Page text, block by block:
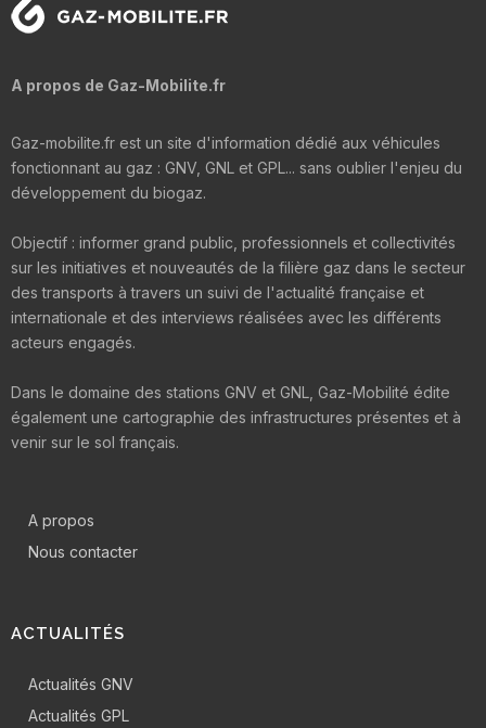
A propos de Gaz-Mobilite.fr
Gaz-mobilite.fr est un site d'information dédié aux véhicules
fonctionnant au gaz : GNV, GNL et GPL... sans oublier l'enjeu du
développement du biogaz.
Objectif : informer grand public, professionnels et collectivités
sur les initiatives et nouveautés de la filière gaz dans le secteur
des transports à travers un suivi de l'actualité française et
internationale et des interviews réalisées avec les différents
acteurs engagés.
Dans le domaine des stations GNV et GNL, Gaz-Mobilité édite
également une cartographie des infrastructures présentes et à
venir sur le sol français.
A propos
Nous contacter
ACTUALITÉS
Actualités GNV
Actualités GPL